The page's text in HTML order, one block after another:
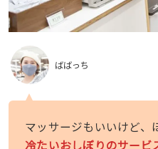
ばばっち
マッサージもいいけど、
冷たいおしぼりのサービ